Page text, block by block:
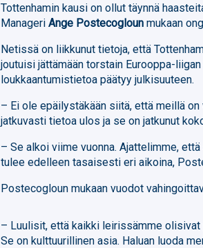
Tottenhamin kausi on ollut täynnä
ManageriAnge Postecogloun mukaan
Netissä on liikkunut tietoja, että
joutuisi jättämään torstain Eurooppa-
loukkaantumistietoa päätyy julkisuuteen.
– Ei ole epäilystäkään siitä, että meillä
jatkuvasti tietoa ulos ja se on jatkunut
– Se alkoi viime vuonna. Ajattelimme,
tulee edelleen tasaisesti eri aikoina,
Postecogloun mukaan vuodot
– Luulisit, että kaikki leirissämme olisivat
Se on kulttuurillinen asia. Haluan luoda